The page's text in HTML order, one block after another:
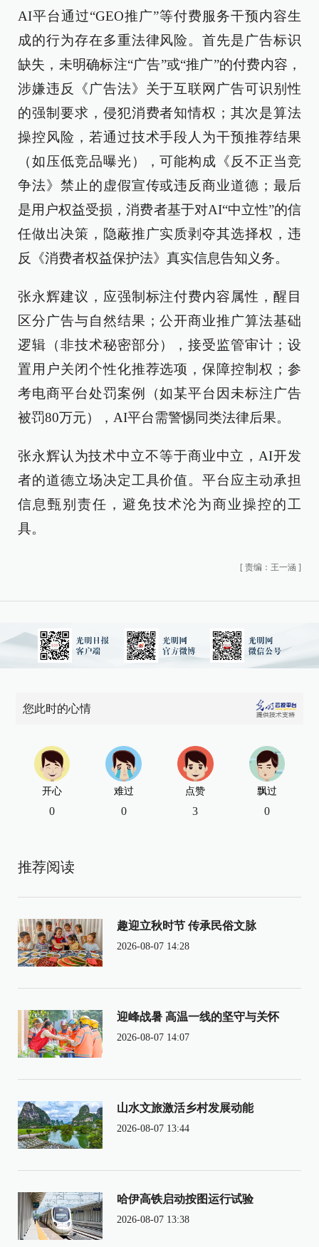
AI平台通过“GEO推广”等付费服务干预内容生
成的行为存在多重法律风险。首先是广告标识
缺失，未明确标注“广告”或“推广”的付费内容，
涉嫌违反《广告法》关于互联网广告可识别性
的强制要求，侵犯消费者知情权；其次是算法
操控风险，若通过技术手段人为干预推荐结果
（如压低竞品曝光），可能构成《反不正当竞
争法》禁止的虚假宣传或违反商业道德；最后
是用户权益受损，消费者基于对AI“中立性”的信
任做出决策，隐蔽推广实质剥夺其选择权，违
反《消费者权益保护法》真实信息告知义务。
张永辉建议，应强制标注付费内容属性，醒目
区分广告与自然结果；公开商业推广算法基础
逻辑（非技术秘密部分），接受监管审计；设
置用户关闭个性化推荐选项，保障控制权；参
考电商平台处罚案例（如某平台因未标注广告
被罚80万元），AI平台需警惕同类法律后果。
张永辉认为技术中立不等于商业中立，AI开发
者的道德立场决定工具价值。平台应主动承担
信息甄别责任，避免技术沦为商业操控的工
具。
[ 责编：王一涵 ]
您此时的心情
开心
0
难过
0
点赞
3
飘过
0
推荐阅读
趣迎立秋时节 传承民俗文脉
2026-08-07 14:28
迎峰战暑 高温一线的坚守与关怀
2026-08-07 14:07
山水文旅激活乡村发展动能
2026-08-07 13:44
哈伊高铁启动按图运行试验
2026-08-07 13:38